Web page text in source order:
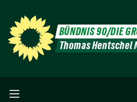
BÜNDNIS 90/DIE
Thomas Hentschel